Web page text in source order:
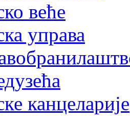
веће
управа
канцеларије